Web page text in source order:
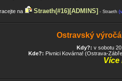
na Straeth(#16)[ADMINS] - Straeth
Ostravský
Kdy?: v sobotu
Kde?: Pivnici Kovárna! (Ostrava-
Více